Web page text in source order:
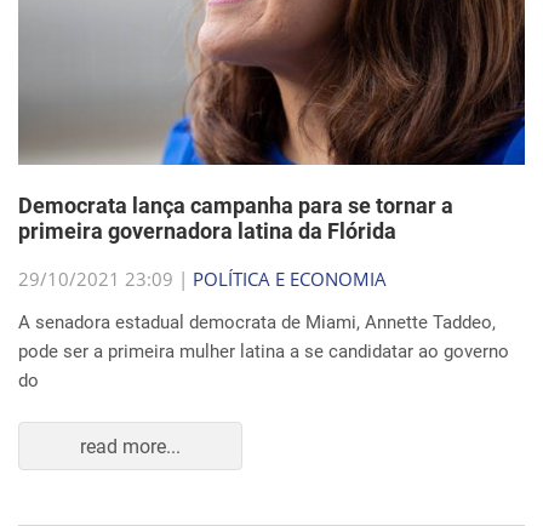
Democrata lança campanha para se tornar a
primeira governadora latina da Flórida
29/10/2021 23:09 | POLÍTICA E ECONOMIA
A senadora estadual democrata de Miami, Annette Taddeo,
pode ser a primeira mulher latina a se candidatar ao governo
do
read more...